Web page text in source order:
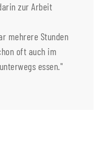
zur Arbeit
mehrere Stunden
oft auch im
essen."